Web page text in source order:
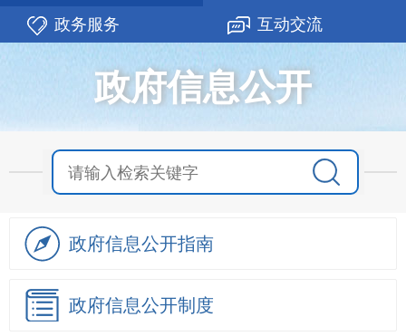
政务服务
互动交流
政府信息公开
政府信息公开指南
政府信息公开制度